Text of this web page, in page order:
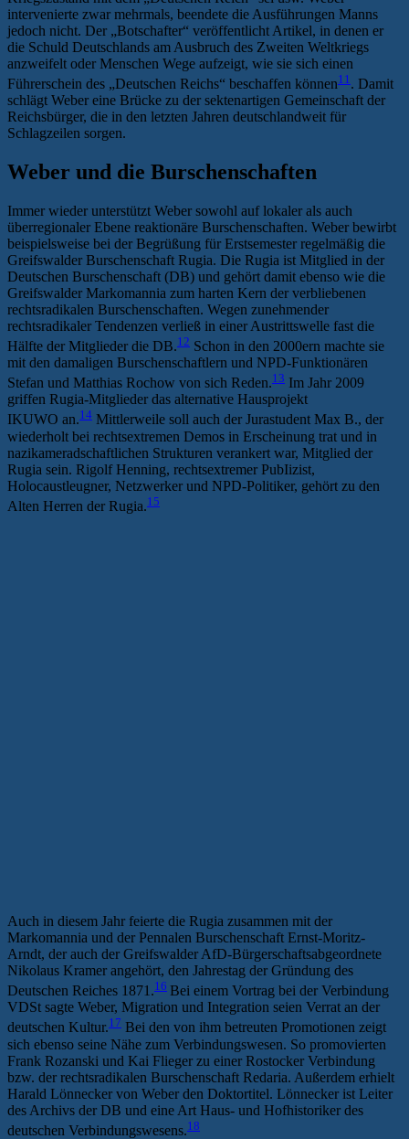
intervenierte zwar mehrmals, beendete die Ausführungen Manns
jedoch nicht. Der „Botschafter“ veröffentlicht Artikel, in denen er
die Schuld Deutschlands am Ausbruch des Zweiten Weltkriegs
anzweifelt oder Menschen Wege aufzeigt, wie sie sich einen
Führerschein des „Deutschen Reichs“ beschaffen können11 . Damit
schlägt Weber eine Brücke zu der sektenartigen Gemeinschaft der
Reichsbürger, die in den letzten Jahren deutschlandweit für
Schlagzeilen sorgen.
Weber und die Burschenschaften
Immer wieder unterstützt Weber sowohl auf lokaler als auch
überregionaler Ebene reaktionäre Burschenschaften. Weber bewirbt
beispielsweise bei der Begrüßung für Erstsemester regelmäßig die
Greifswalder Burschenschaft Rugia. Die Rugia ist Mitglied in der
Deutschen Burschenschaft (DB) und gehört damit ebenso wie die
Greifswalder Markomannia zum harten Kern der verbliebenen
rechtsradikalen Burschenschaften. Wegen zunehmender
rechtsradikaler Tendenzen verließ in einer Austrittswelle fast die
Hälfte der Mitglieder die DB.12 Schon in den 2000ern machte sie
mit den damaligen Burschenschaftlern und NPD-Funktionären
Stefan und Matthias Rochow von sich Reden.13 Im Jahr 2009
griffen Rugia-Mitglieder das alternative Hausprojekt
IKUWO an.14 Mittlerweile soll auch der Jurastudent Max B., der
wiederholt bei rechtsextremen Demos in Erscheinung trat und in
nazikameradschaftlichen Strukturen verankert war, Mitglied der
Rugia sein. Rigolf Henning, rechtsextremer PubIizist,
Holocaustleugner, Netzwerker und NPD-Politiker, gehört zu den
Alten Herren der Rugia.15
Auch in diesem Jahr feierte die Rugia zusammen mit der
Markomannia und der Pennalen Burschenschaft Ernst-Moritz-
Arndt, der auch der Greifswalder AfD-Bürgerschaftsabgeordnete
Nikolaus Kramer angehört, den Jahrestag der Gründung des
Deutschen Reiches 1871.16 Bei einem Vortrag bei der Verbindung
VDSt sagte Weber, Migration und Integration seien Verrat an der
deutschen Kultur.17 Bei den von ihm betreuten Promotionen zeigt
sich ebenso seine Nähe zum Verbindungswesen. So promovierten
Frank Rozanski und Kai Flieger zu einer Rostocker Verbindung
bzw. der rechtsradikalen Burschenschaft Redaria. Außerdem erhielt
Harald Lönnecker von Weber den Doktortitel. Lönnecker ist Leiter
des Archivs der DB und eine Art Haus- und Hofhistoriker des
deutschen Verbindungswesens.18